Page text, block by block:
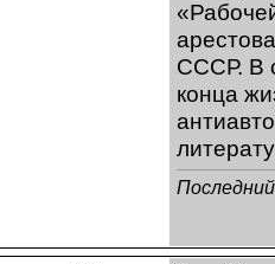
СССР. В
конца